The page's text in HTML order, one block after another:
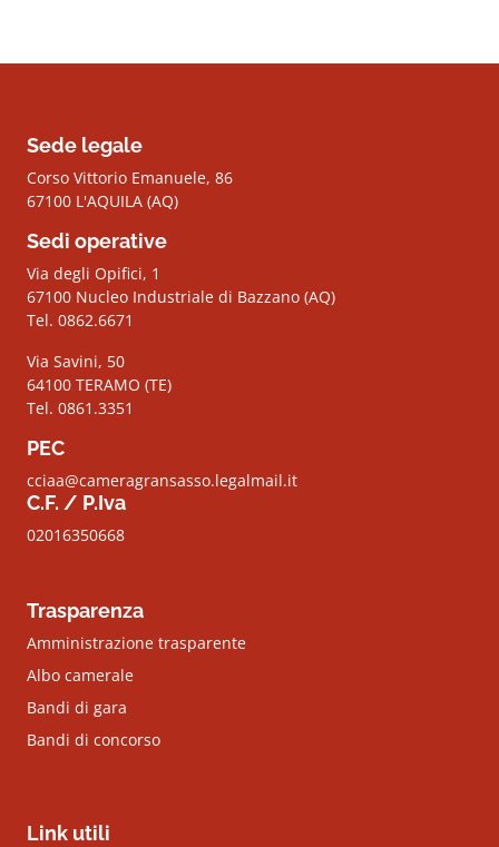
Sede legale
Corso Vittorio Emanuele, 86
67100 L'AQUILA (AQ)
Sedi operative
Via degli Opifici, 1
67100 Nucleo Industriale di Bazzano (AQ)
Tel. 0862.6671
Via Savini, 50
64100 TERAMO (TE)
Tel. 0861.3351
PEC
cciaa@cameragransasso.legalmail.it
C.F. / P.Iva
02016350668
Trasparenza
Amministrazione trasparente
Albo camerale
Bandi di gara
Bandi di concorso
Link utili